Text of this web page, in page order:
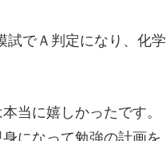
試でＡ判定になり、化学
当に嬉しかったです。
になって勉強の計画を